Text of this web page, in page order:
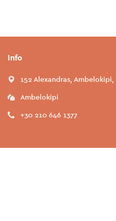
Info
152 Alexandras, Ambelokipi,
Ambelokipi
+30 210 646 1377